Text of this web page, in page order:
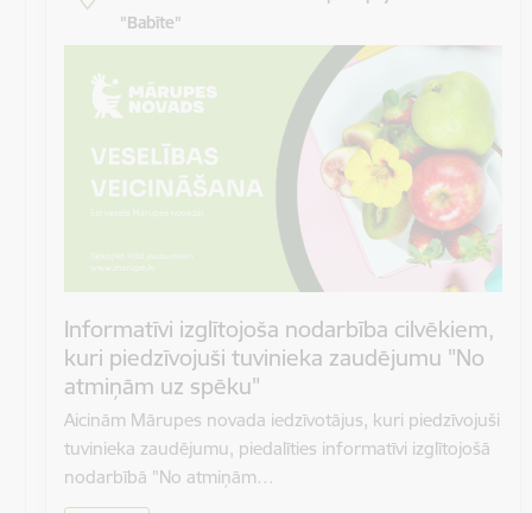
SVĒTKU PROGRAMMA
"Babīte"
Informatīvi izglītojoša nodarbība cilvēkiem,
kuri piedzīvojuši tuvinieka zaudējumu "No
atmiņām uz spēku"
Aicinām Mārupes novada iedzīvotājus, kuri piedzīvojuši
tuvinieka zaudējumu, piedalīties informatīvi izglītojošā
nodarbībā "No atmiņām…